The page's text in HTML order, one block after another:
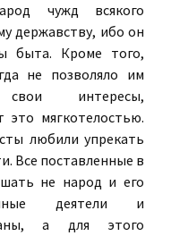
чужд всякого
державству, ибо он
быта. Кроме того,
не позволяло им
интересы,
это мягкотелостью.
любили упрекать
Все поставленные в
не народ и его
деятели и
а для этого